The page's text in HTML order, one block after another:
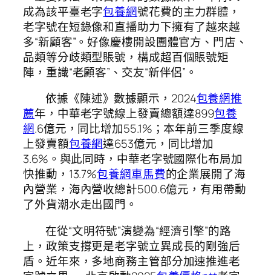
成為該平臺老字包養網號花費的主力群體，
老字號在短錄像和直播助力下擁有了越來越
多“新顧客”。好像慶樓開設團體官方、門店、
品類等分歧類型賬號，構成超百個賬號矩
陣，重識“老顧客”、交友“新伴侶”。
依據《陳述》數據顯示，2024包養網推
薦年，中華老字號線上發賣總額達899包養
網.6億元，同比增加55.1%；本年前三季度線
上發賣額包養網達653億元，同比增加
3.6%。與此同時，中華老字號國際化布局加
快推動，13.7%包養網車馬費的企業展開了海
內營業，海內營收總計500.6億元，有用帶動
了外貨潮水走出國門。
在從“文明符號”演變為“經濟引擎”的路
上，政策支撐更是老字號立異成長的剛強后
盾。近年來，多地商務主管部分加速推進老